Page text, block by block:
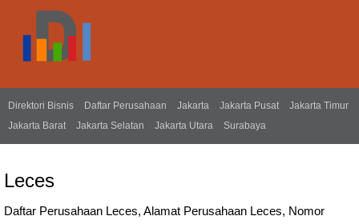
Direktori Bisnis Daftar Perusahaan Jakarta Jakarta Pusat
Jakarta Timur
Jakarta Barat
Jakarta Selatan Jakarta Utara Surabaya
Leces
Daftar Perusahaan Leces, Alamat Perusahaan Leces, Nomor